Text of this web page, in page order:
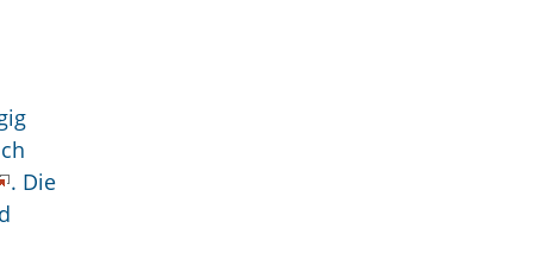
. Die